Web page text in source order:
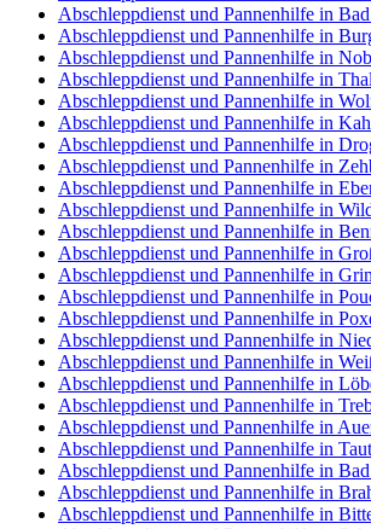
Abschleppdienst und Pannenhilfe in
Abschleppdienst und Pannenhilfe in
Abschleppdienst und Pannenhilfe in
Abschleppdienst und Pannenhilfe in
Abschleppdienst und Pannenhilfe in
Abschleppdienst und Pannenhilfe in
Abschleppdienst und Pannenhilfe in
Abschleppdienst und Pannenhilfe in
Abschleppdienst und Pannenhilfe in
Abschleppdienst und Pannenhilfe in
Abschleppdienst und Pannenhilfe in
Abschleppdienst und Pannenhilfe in
Abschleppdienst und Pannenhilfe in
Abschleppdienst und Pannenhilfe in
Abschleppdienst und Pannenhilfe in
Abschleppdienst und Pannenhilfe in
Abschleppdienst und Pannenhilfe in
Abschleppdienst und Pannenhilfe in
Abschleppdienst und Pannenhilfe in
Abschleppdienst und Pannenhilfe in
Abschleppdienst und Pannenhilfe in
Abschleppdienst und Pannenhilfe in
Abschleppdienst und Pannenhilfe in
Abschleppdienst und Pannenhilfe in